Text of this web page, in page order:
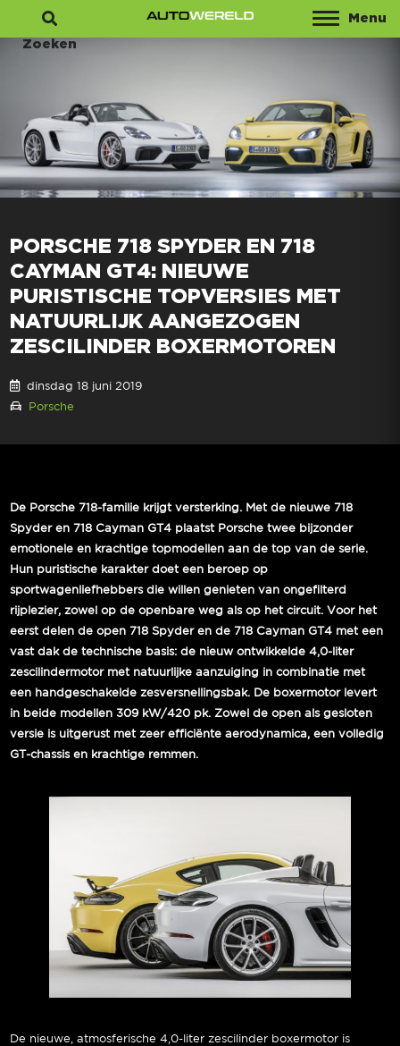
Menu
Zoeken
PORSCHE 718 SPYDER EN 718
CAYMAN GT4: NIEUWE
PURISTISCHE TOPVERSIES MET
NATUURLIJK AANGEZOGEN
ZESCILINDER BOXERMOTOREN
dinsdag 18 juni 2019
Porsche
De Porsche 718-familie krijgt versterking. Met de nieuwe 718
Spyder en 718 Cayman GT4 plaatst Porsche twee bijzonder
emotionele en krachtige topmodellen aan de top van de serie.
Hun puristische karakter doet een beroep op
sportwagenliefhebbers die willen genieten van ongefilterd
rijplezier, zowel op de openbare weg als op het circuit. Voor het
eerst delen de open 718 Spyder en de 718 Cayman GT4 met een
vast dak de technische basis: de nieuw ontwikkelde 4,0-liter
zescilindermotor met natuurlijke aanzuiging in combinatie met
een handgeschakelde zesversnellingsbak. De boxermotor levert
in beide modellen 309 kW/420 pk. Zowel de open als gesloten
versie is uitgerust met zeer efficiënte aerodynamica, een volledig
GT-chassis en krachtige remmen.
De nieuwe, atmosferische 4,0-liter zescilinder boxermotor is